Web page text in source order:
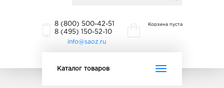
8 (800) 500-42-51
8 (495) 150-52-10
info@saoz.ru
Корзина пуста
Toggle
Каталог товаров